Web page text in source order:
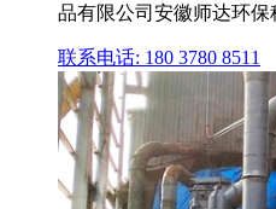
品有限公司安徽师达环
联系电话: 180 3780 8511